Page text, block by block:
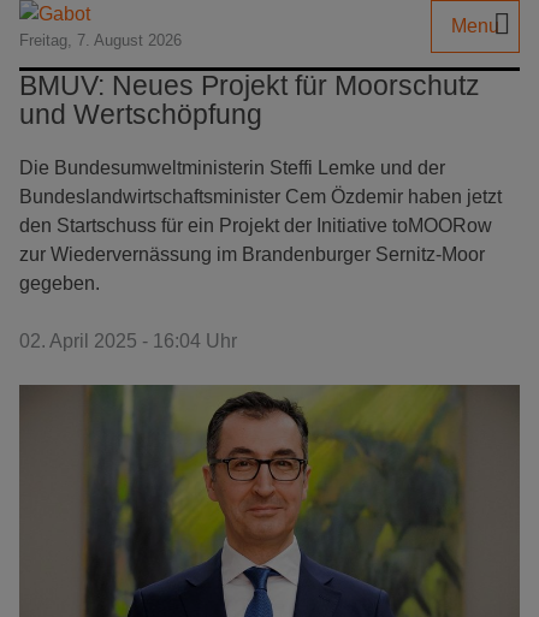
Freitag, 7. August 2026
Menu
BMUV: Neues Projekt für Moorschutz
und Wertschöpfung
Die Bundesumweltministerin Steffi Lemke und der
Bundeslandwirtschaftsminister Cem Özdemir haben jetzt
den Startschuss für ein Projekt der Initiative toMOORow
zur Wiedervernässung im Brandenburger Sernitz-Moor
gegeben.
02. April 2025 - 16:04 Uhr